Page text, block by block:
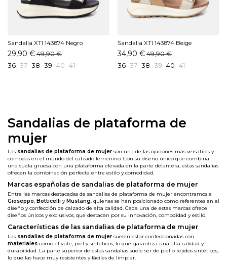
Sandalia XTI 143874 Negro
29,90 €49,90 €
36 37 38 39 40 41
Sandalia XTI 143874 Beige
34,90 € 49,90 €
36 37 38 39 40 41
Sandalias de plataforma de
mujer
Las sandalias de plataforma de mujer son una de las opciones más versátiles y
cómodas en el mundo del calzado femenino. Con su diseño único que combina
una suela gruesa con una plataforma elevada en la parte delantera, estas sandalias
ofrecen la combinación perfecta entre estilo y comodidad.
Marcas españolas de sandalias de plataforma de mujer
Entre las marcas destacadas de sandalias de plataforma de mujer encontramos a
Gioseppo, Botticelli y Mustang, quienes se han posicionado como referentes en el
diseño y confección de calzado de alta calidad. Cada una de estas marcas ofrece
diseños únicos y exclusivos, que destacan por su innovación, comodidad y estilo.
Características de las sandalias de plataforma de mujer
Las sandalias de plataforma de mujer suelen estar confeccionadas con
materiales como el yute, piel y sintéticos, lo que garantiza una alta calidad y
durabilidad. La parte superior de estas sandalias suele ser de piel o tejidos sintéticos,
lo que las hace muy resistentes y fáciles de limpiar.